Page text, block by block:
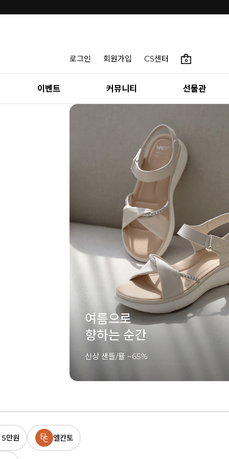
로그인 회원가입 CS센터 0
이벤트 커뮤니티 선물관
여름으로
향하는 순간
신상 샌들/뮬 ~65%
5만원 엘칸토